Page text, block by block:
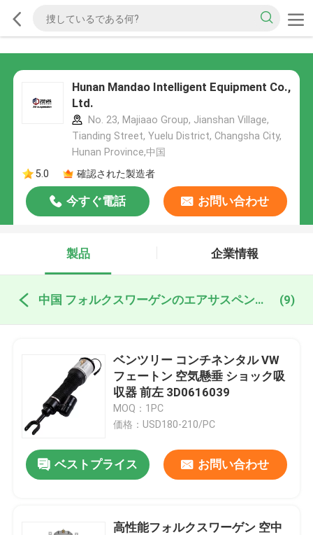
Hunan Mandao Intelligent Equipment Co.,
Ltd.
No. 23, Majiaao Group, Jianshan Village,
Tianding Street, Yuelu District, Changsha City,
Hunan Province,中国
5.0
確認された製造者
今すぐ電話 お問い合わせ
製品 企業情報
中国 フォルクスワーゲンのエアサスペンション (9)
ベンツリー コンチネンタル VW
フェートン 空気懸垂 ショック吸
収器 前左 3D0616039
MOQ：1PC
価格：USD180-210/PC
ベストプライス お問い合わせ
高性能フォルクスワーゲン 空中